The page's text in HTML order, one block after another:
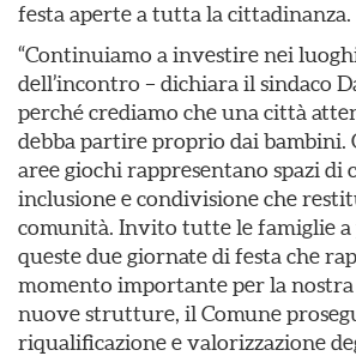
festa aperte a tutta la cittadinanza.
“Continuiamo a investire nei
dell’incontro – dichiara il sindaco
perché crediamo che una città
debba partire proprio dai bambini.
aree giochi rappresentano spazi di
inclusione e condivisione che
comunità. Invito tutte le famiglie a
queste due giornate di festa che
momento importante per la nostra
nuove strutture, il Comune
riqualificazione e valorizzazione